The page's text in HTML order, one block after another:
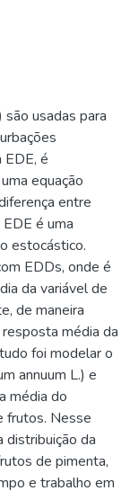
usadas para
EDE, é
equação
entre
é uma
estocástico.
EDDs, onde é
da variável de
de maneira
média da
foi modelar o
annuum L.) e
média do
frutos. Nesse
da
de pimenta,
e trabalho em